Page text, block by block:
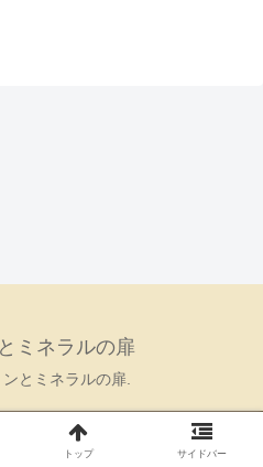
ミネラルの扉
とミネラルの扉.
トップ サイドバー